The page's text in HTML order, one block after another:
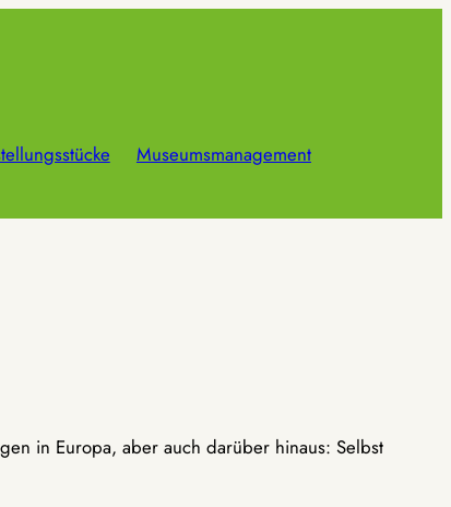
Museumsmanagement
in Europa, aber auch darüber hinaus: Selbst